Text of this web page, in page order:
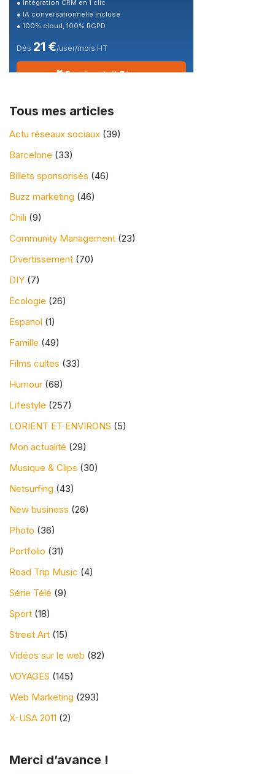
● Intégration CRM en 1 clic
● IA conversationnelle incluse
● 100% cloud, 100% RGPD
Dès 21 €/user/mois HT
🎁 Essai gratuit 7 jours
Tous mes articles
Actu réseaux sociaux (39)
Barcelone (33)
Billets sponsorisés (46)
Buzz marketing (46)
Chili (9)
Community Management (23)
Divertissement (70)
DIY (7)
Ecologie (26)
Espanol (1)
Famille (49)
Films cultes (33)
Humour (68)
Lifestyle (257)
LORIENT ET ENVIRONS (5)
Mon actualité (29)
Musique & Clips (30)
Netsurfing (43)
New business (26)
Photo (36)
Portfolio (31)
Road Trip Music (4)
Série Télé (9)
Sport (18)
Street Art (15)
Vidéos sur le web (82)
VOYAGES (145)
Web Marketing (293)
X-USA 2011 (2)
Merci d’avance !